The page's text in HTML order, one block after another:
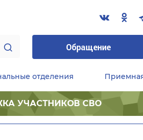
Обращение
отделения
УЧАСТНИКОВ СВО